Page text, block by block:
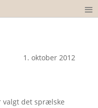
1. oktober 2012
valgt det sprælske